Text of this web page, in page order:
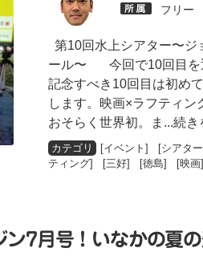
フリー
第10回水上シアター〜ジ
ール〜 今回で10回目を
記念すべき10回目は初め
します。映画×ラフティン
おそらく世界初。ま ...続き
[イベント] [シアター
ティング] [三好] [徳島] [映画
ン7月号！いなかの夏